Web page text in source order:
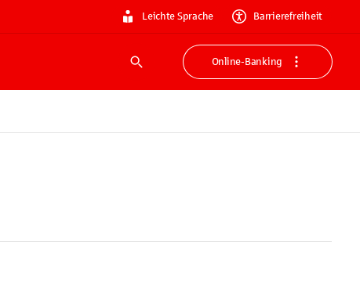
Leichte Sprache Barrierefreiheit
Suche
Online-Banking